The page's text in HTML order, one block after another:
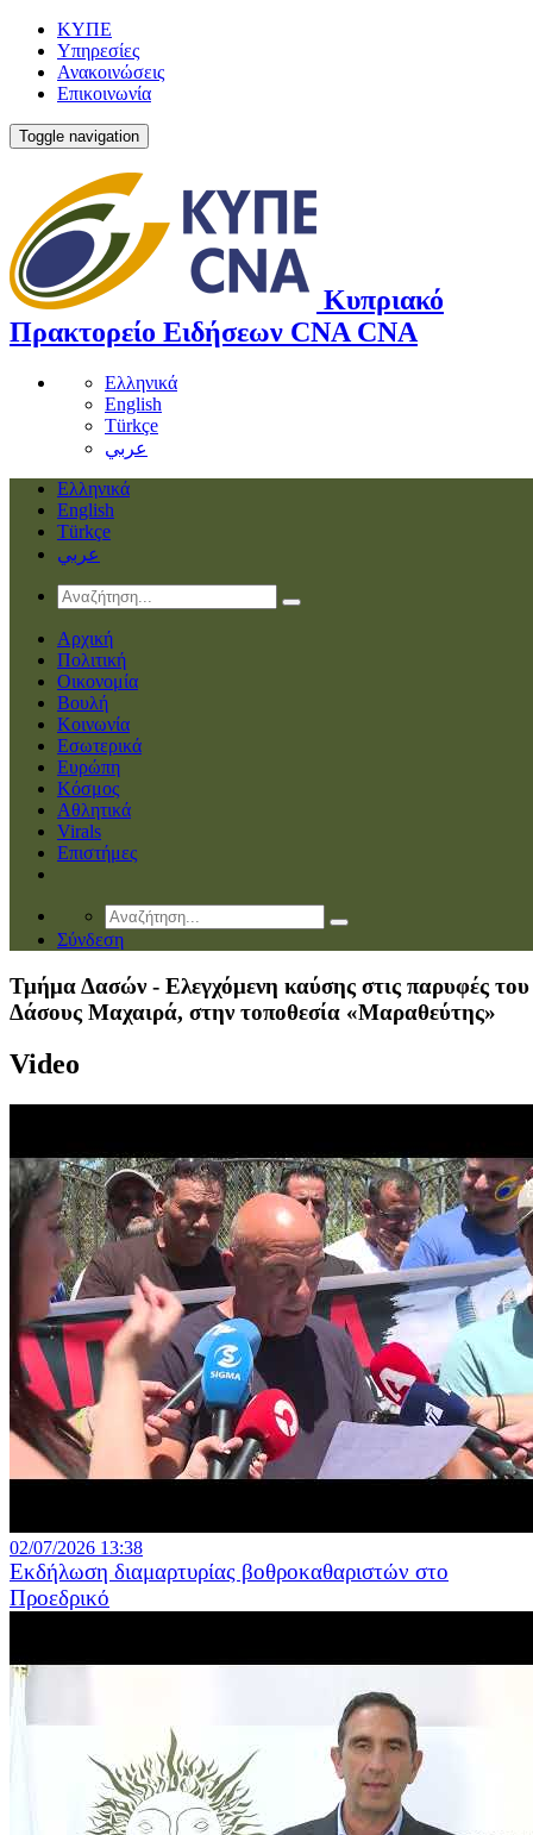
ΚΥΠΕ
Υπηρεσίες
Ανακοινώσεις
Επικοινωνία
Toggle navigation
Κυπριακό
Πρακτορείο Ειδήσεων CNA CNA
Ελληνικά
English
Türkçe
عربي
Ελληνικά
English
Türkçe
عربي
Αρχική
Πολιτική
Οικονομία
Βουλή
Κοινωνία
Εσωτερικά
Ευρώπη
Κόσμος
Αθλητικά
Virals
Επιστήμες
Σύνδεση
Τμήμα Δασών - Ελεγχόμενη καύσης στις παρυφές του
Δάσους Μαχαιρά, στην τοποθεσία «Μαραθεύτης»
Video
02/07/2026 13:38
Εκδήλωση διαμαρτυρίας βοθροκαθαριστών στο
Προεδρικό